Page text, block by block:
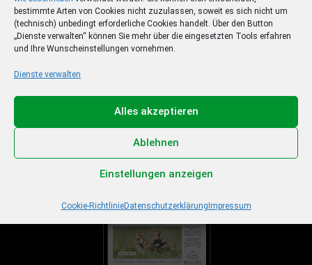
bestimmte Arten von Cookies nicht zuzulassen, soweit es sich nicht um
(technisch) unbedingt erforderliche Cookies handelt. Über den Button
„Dienste verwalten“ können Sie mehr über die eingesetzten Tools erfahren
und Ihre Wunscheinstellungen vornehmen.
Dienste verwalten
Alles akzeptieren
Ablehnen
Einstellungen anzeigen
Cookie-RichtlinieDatenschutzerklärungImpressum
Ihr Sommer – Ihr Abo –
Ihr Gewinn
Jetzt zum Sonderpreis lesen und eine 3-tägige
Sommerreise gewinnen!
Zum Deal